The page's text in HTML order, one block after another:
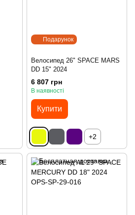
Подарунок
Велосипед 26" SPACE MARS
DD 15" 2024
6 807 грн
В наявності
Купити
+2